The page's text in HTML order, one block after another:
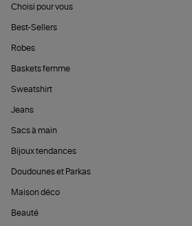
Choisi pour vous
Best-Sellers
Robes
Baskets femme
Sweatshirt
Jeans
Sacs à main
Bijoux tendances
Doudounes et Parkas
Maison déco
Beauté